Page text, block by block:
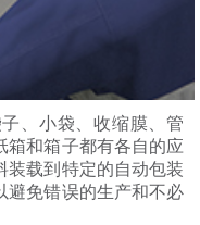
、小袋、收缩膜、管
箱和箱子都有各自的应
装载到特定的自动包装
避免错误的生产和不必